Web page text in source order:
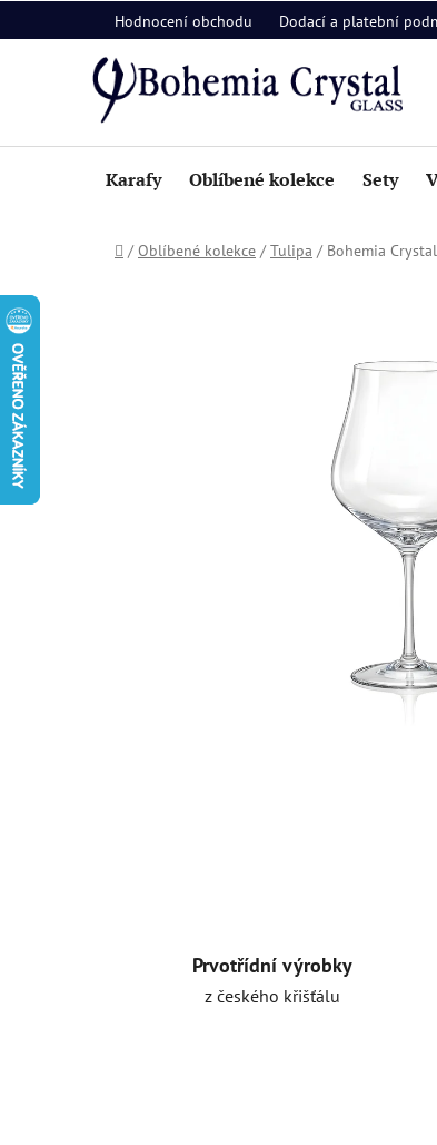
na
Hodnocení obchodu Dodací a platební
Karafy Oblíbené kolekce Sety
Domů
/ Oblíbené kolekce / Tulipa / Bohemia
Prvotřídní výrobky
z českého křišťálu